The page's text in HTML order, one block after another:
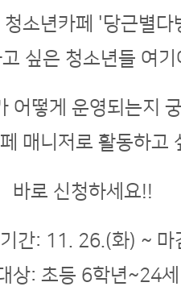
청소년카페 '당근별다
싶은 청소년들 여
어떻게 운영되는지
매니저로 활동하고
바로 신청하세요!!
간: 11. 26.(화) ~ 마
상: 초등 6학년~24